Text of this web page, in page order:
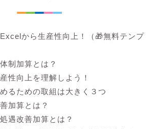
から生産性向上！（🎁無料テンプ
制加算とは？
性向上を理解しよう！
るための取組は大きく３つ
加算とは？
遇改善加算とは？